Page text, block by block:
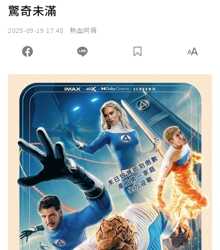
驚奇未滿
2025-09-19 17:48 熱血阿舜